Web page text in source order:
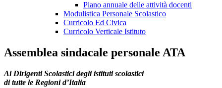
Piano annuale delle attività docenti
Modulistica Personale Scolastico
Curricolo Ed Civica
Curricolo Verticale Istituto
Assemblea sindacale personale ATA
Ai Dirigenti Scolastici degli istituti scolastici
di tutte le Regioni d’Italia